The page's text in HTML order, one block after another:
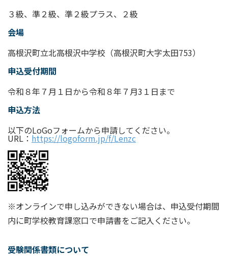
３級、準２級、準２級プラス、２級
会場
高根沢町立北高根沢中学校（高根沢町大字太田753）
申込受付期間
令和８年７月１日から令和８年７月3１日まで
申込方法
以下のLoGoフォームから申請してください。
URL： https://logoform.jp/f/Lenzc
※オンラインで申し込みができない場合は、申込受付期間
内に町学校教育課窓口で申請書をご記入ください。
受験関係書類について